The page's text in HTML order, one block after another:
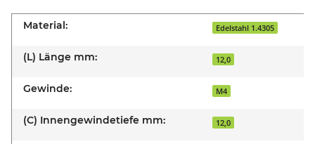
Material: Edelstahl 1.4305
(L) Länge mm: 12,0
Gewinde: M4
(C) Innengewindetiefe mm: 12,0